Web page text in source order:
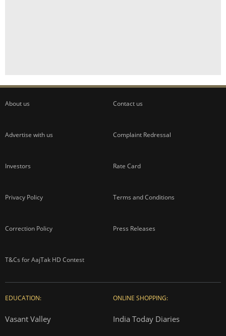
About us Contact us
Advertise with us Complaint Redressal
Investors Rate Card
Privacy Policy Terms and Conditions
Correction Policy Press Releases
T&Cs for AajTak HD Contest
EDUCATION:
Vasant Valley
ONLINE SHOPPING:
India Today Diaries